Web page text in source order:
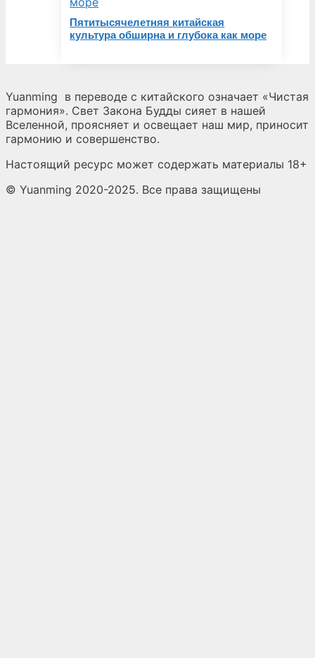
Пятитысячелетняя китайская
культура обширна и глубока как море
Yuanming в переводе с китайского означает «Чистая
гармония». Свет Закона Будды сияет в нашей
Вселенной, проясняет и освещает наш мир, приносит
гармонию и совершенство.
Настоящий ресурс может содержать материалы 18+
© Yuanming 2020-2025. Все права защищены